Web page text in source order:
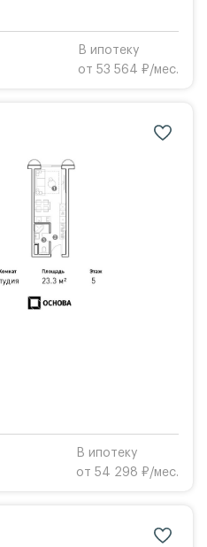
В ипотеку
от 53 564 ₽/мес.
В ипотеку
от 54 298 ₽/мес.